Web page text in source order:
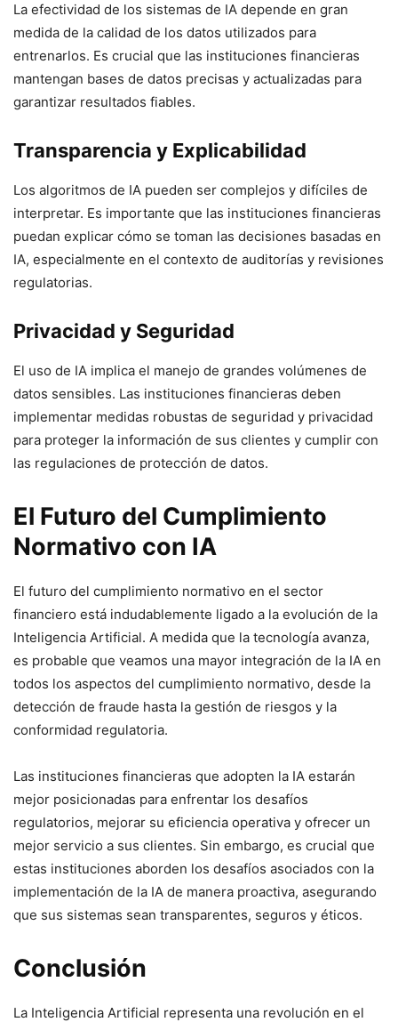
La efectividad de los sistemas de IA depende en gran
medida de la calidad de los datos utilizados para
entrenarlos. Es crucial que las instituciones financieras
mantengan bases de datos precisas y actualizadas para
garantizar resultados fiables.
Transparencia y Explicabilidad
Los algoritmos de IA pueden ser complejos y difíciles de
interpretar. Es importante que las instituciones financieras
puedan explicar cómo se toman las decisiones basadas en
IA, especialmente en el contexto de auditorías y revisiones
regulatorias.
Privacidad y Seguridad
El uso de IA implica el manejo de grandes volúmenes de
datos sensibles. Las instituciones financieras deben
implementar medidas robustas de seguridad y privacidad
para proteger la información de sus clientes y cumplir con
las regulaciones de protección de datos.
El Futuro del Cumplimiento
Normativo con IA
El futuro del cumplimiento normativo en el sector
financiero está indudablemente ligado a la evolución de la
Inteligencia Artificial. A medida que la tecnología avanza,
es probable que veamos una mayor integración de la IA en
todos los aspectos del cumplimiento normativo, desde la
detección de fraude hasta la gestión de riesgos y la
conformidad regulatoria.
Las instituciones financieras que adopten la IA estarán
mejor posicionadas para enfrentar los desafíos
regulatorios, mejorar su eficiencia operativa y ofrecer un
mejor servicio a sus clientes. Sin embargo, es crucial que
estas instituciones aborden los desafíos asociados con la
implementación de la IA de manera proactiva, asegurando
que sus sistemas sean transparentes, seguros y éticos.
Conclusión
La Inteligencia Artificial representa una revolución en el